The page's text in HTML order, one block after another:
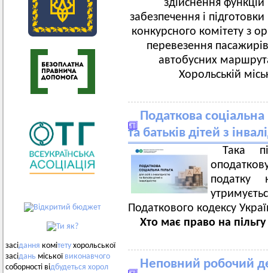
засідання комітету хорольської
засідань міської виконавчого
соборності відбудеться хорол
здійснення функцій
забезпечення і
конкурсного комітету з
перевезення
автобусних
Хорольській
Податкова соціальна
та батьків дітей з
Така
Податкового кодексу
Хто має право на пільгу
Неповний робочий